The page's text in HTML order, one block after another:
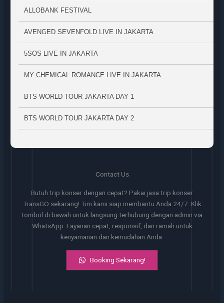
ALLOBANK FESTIVAL
AVENGED SEVENFOLD LIVE IN JAKARTA
5SOS LIVE IN JAKARTA
MY CHEMICAL ROMANCE LIVE IN JAKARTA
BTS WORLD TOUR JAKARTA DAY 1
BTS WORLD TOUR JAKARTA DAY 2
Contact Us
Butuh trip konser dengan cepat? Pakai jasa trip konser
TransGO sekarang! Tim kami siap membantu Anda 24/7. Klik
tombol di bawah untuk langsung terhubung dengan admin via
WhatsApp. Layanan cepat, responsif, dan ramah untuk
kenyamanan dan kemudahan Anda.
Booking Sekarang!